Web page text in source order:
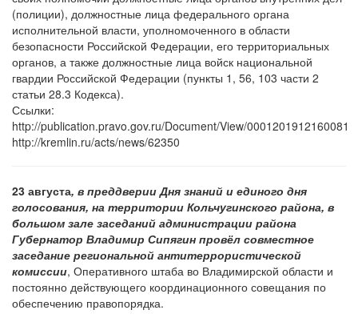
(полиции), должностные лица федерального органа
исполнительной власти, уполномоченного в области
безопасности Российской Федерации, его территориальных
органов, а также должностные лица войск национальной
гвардии Российской Федерации (пункты 1, 56, 103 части 2
статьи 28.3 Кодекса).
Ссылки:
http://publication.pravo.gov.ru/Document/View/0001201912160081
http://kremlin.ru/acts/news/62350
23 августа, в преддверии Дня знаний и единого дня
голосования, на территории Кольчугинского района, в
большом зале заседаний администрации района
Губернатор Владимир Сипягин провёл совместное
заседание региональной антитеррористической
комиссии, Оперативного штаба во Владимирской области и
постоянно действующего координационного совещания по
обеспечению правопорядка.